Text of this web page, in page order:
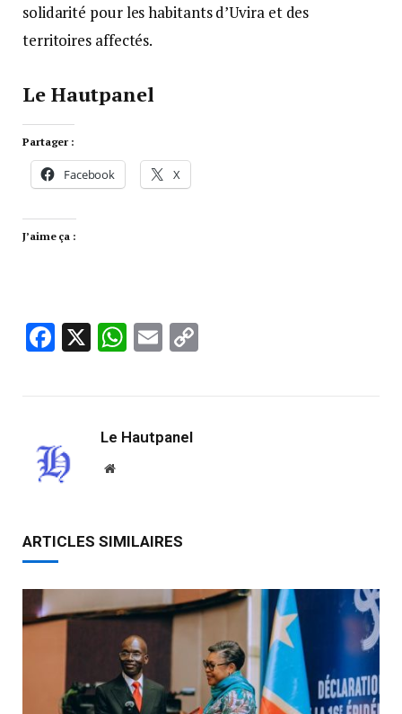
solidarité pour les habitants d’Uvira et des
territoires affectés.
Le Hautpanel
Partager :
Facebook X
J’aime ça :
Facebook
X WhatsApp
Email
Le Hautpanel
Website
ARTICLES SIMILAIRES